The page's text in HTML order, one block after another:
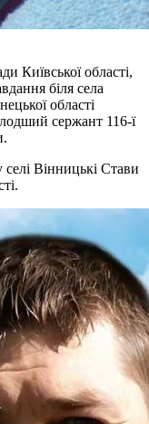
Київської області,
біля села
області
сержант 116-ї
Вінницькі Стави